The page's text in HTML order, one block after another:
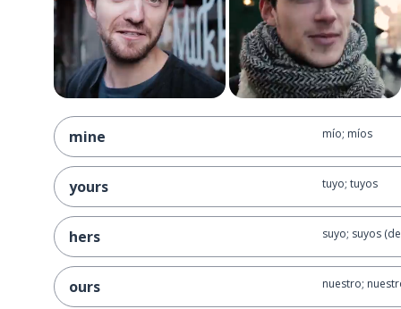
mine mío; míos
yours tuyo; tuyos
hers suyo; suyos
ours nuestro;